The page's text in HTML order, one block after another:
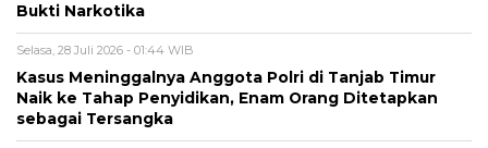
Bukti Narkotika
Selasa, 28 Juli 2026 - 01:44 WIB
Kasus Meninggalnya Anggota Polri di Tanjab Timur
Naik ke Tahap Penyidikan, Enam Orang Ditetapkan
sebagai Tersangka